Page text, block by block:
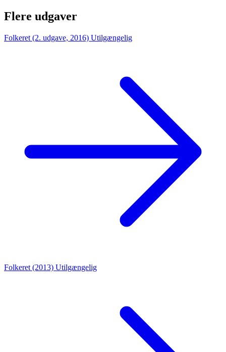
Flere udgaver
Folkeret (2. udgave, 2016) Utilgængelig
Folkeret (2013) Utilgængelig